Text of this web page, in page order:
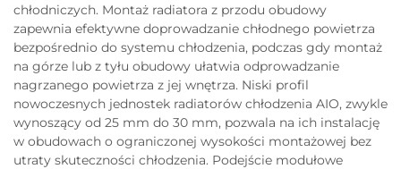
chłodniczych. Montaż radiatora z przodu obudowy
zapewnia efektywne doprowadzanie chłodnego powietrza
bezpośrednio do systemu chłodzenia, podczas gdy montaż
na górze lub z tyłu obudowy ułatwia odprowadzanie
nagrzanego powietrza z jej wnętrza. Niski profil
nowoczesnych jednostek radiatorów chłodzenia AIO, zwykle
wynoszący od 25 mm do 30 mm, pozwala na ich instalację
w obudowach o ograniczonej wysokości montażowej bez
utraty skuteczności chłodzenia. Podejście modułowe